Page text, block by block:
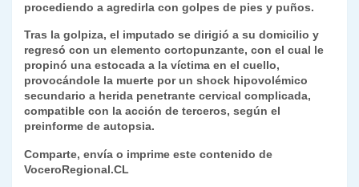
procediendo a agredirla con golpes de pies y puños.
Tras la golpiza, el imputado se dirigió a su domicilio y
regresó con un elemento cortopunzante, con el cual le
propinó una estocada a la víctima en el cuello,
provocándole la muerte por un shock hipovolémico
secundario a herida penetrante cervical complicada,
compatible con la acción de terceros, según el
preinforme de autopsia.
Comparte, envía o imprime este contenido de
VoceroRegional.CL